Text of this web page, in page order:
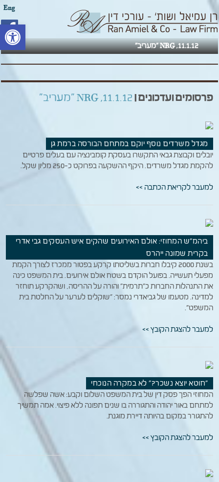
פתח
11.1.12, NRG "מעריב"
Eng
פרסומים ועדכונים |11.1.12, NRG "מעריב"
מגדל משרדים נוסף יוקם במתחם הבורסה ברמת גן
יובלים וקבוצת גבאי התקשרו בעסקת קומבינציה עם בעלים פרטיים
להקמת מגדל משרדים. היקף ההשקעה בפרוקט כ-250 מליון שקל.
למעבר לקריאת הכתבה >>
ביהמ"ש המחוזי: אולם האירועים שהקים איש העסקים גבי אדרי
בקרית שמונה ייהרס
בשנת 2000 קיבלו חברות בשליטתו קרקע בפטור ממכרז לצורך הקמת
מפעלי תעשייה. בפועל הוקדם בשטח אולם אירועים. בית המשפט כינה
את התנהלות החברות כ"תרמית" והורה על ההריסה, ושהקרקע תוחזר
למדינה. מטעמו של גביאדרי נמסר: "שוקלים לערער על החלטת בית
המשפט".
למעבר להצגת הקובץ >>
"חוטא יוצא נשכר?" לא במקרה הנוכחי
המחוזי הפך פסק דין של בית המשפט השלום וקבע: אשה שפלשה
למתחם באור יהודה והתגוררה בו שנים תפונה ללא פיצוי. אמה תמשיך
להתגורר במקום בהיותה דיירת מוגנת.
למעבר להצגת הקובץ >>